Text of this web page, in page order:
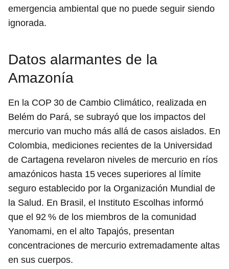
emergencia ambiental que no puede seguir siendo
ignorada.
Datos alarmantes de la
Amazonía
En la COP 30 de Cambio Climático, realizada en
Belém do Pará, se subrayó que los impactos del
mercurio van mucho más allá de casos aislados. En
Colombia, mediciones recientes de la Universidad
de Cartagena revelaron niveles de mercurio en ríos
amazónicos hasta 15 veces superiores al límite
seguro establecido por la Organización Mundial de
la Salud. En Brasil, el Instituto Escolhas informó
que el 92 % de los miembros de la comunidad
Yanomami, en el alto Tapajós, presentan
concentraciones de mercurio extremadamente altas
en sus cuerpos.